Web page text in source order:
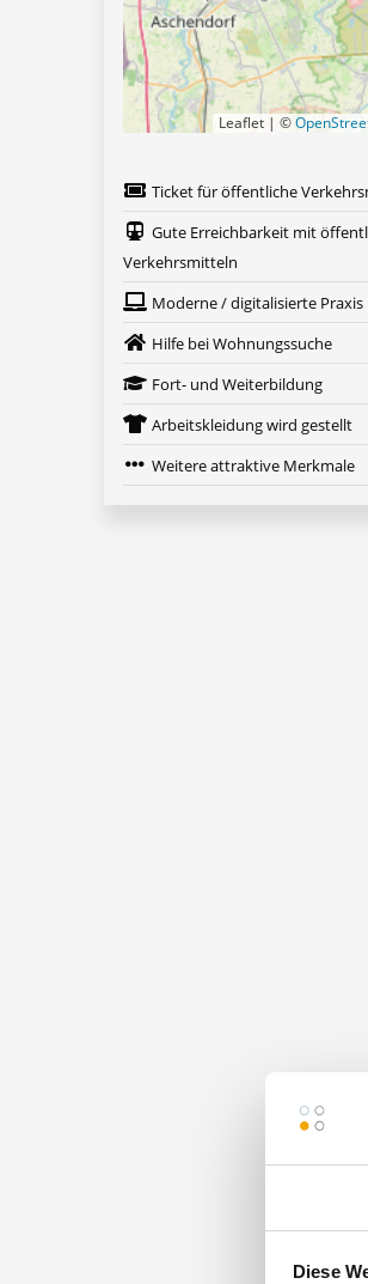
Diese
Leaflet | ©
Ticket für öffentliche
Gute Erreichbarkeit mit
Verkehrsmitteln
Moderne / digitalisierte Praxis
Hilfe bei Wohnungssuche
Fort- und Weiterbildung
Arbeitskleidung wird gestellt
Weitere attraktive Merkmale